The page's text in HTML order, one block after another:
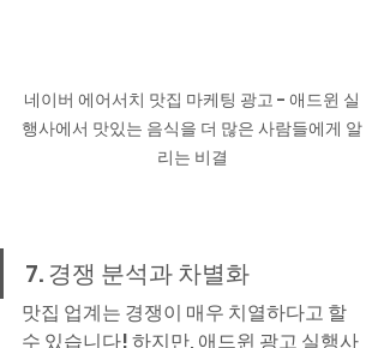
네이버 에어서치 맛집 마케팅 광고 - 애드윈 실
행사에서 맛있는 음식을 더 많은 사람들에게 알
리는 비결
7. 경쟁 분석과 차별화
맛집 업계는 경쟁이 매우 치열하다고 할
수 있습니다! 하지만, 애드윈 광고 실행사